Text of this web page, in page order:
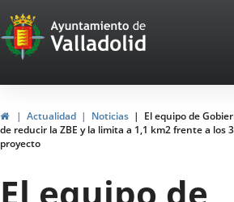
Portal
Web
del
Ayuntamiento
de
Valladolid
HomeActualidad Noticias
El equipo de
de reducir la ZBE y la limita a 1,1 km2 frente a los
proyecto
El equipo de